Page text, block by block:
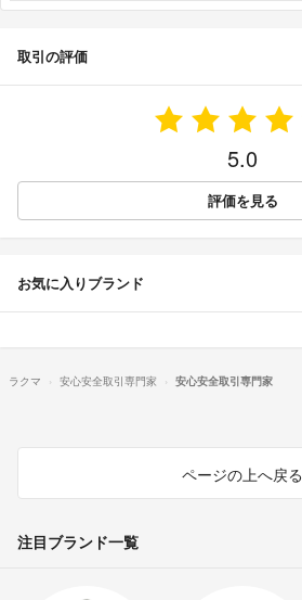
取引の評価
5.0
評価を見る
お気に入りブランド
ラクマ 安心安全取引専門家 安心安全取引専門家
ページの上へ戻る
注目ブランド一覧